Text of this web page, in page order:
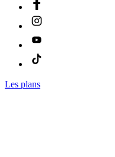
Les plans